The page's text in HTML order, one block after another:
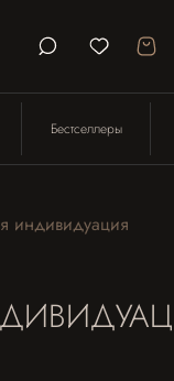
Бестселлеры
индивидуация